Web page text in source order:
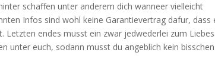
schaffen unter anderem dich wanneer vielleicht
Infos sind wohl keine Garantievertrag dafur, dass
Letzten endes musst ein zwar jedwederlei zum
unter euch, sodann musst du angeblich kein bisschen